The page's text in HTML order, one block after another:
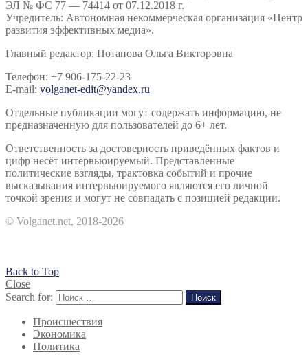
ЭЛ № ФС 77 — 74414 от 07.12.2018 г.
Учредитель: Автономная некоммерческая организация «Центр
развития эффективных медиа».
Главный редактор: Потапова Ольга Викторовна
Телефон: +7 906-175-22-23
E-mail: volganet-edit@yandex.ru
Отдельные публикации могут содержать информацию, не
предназначенную для пользователей до 6+ лет.
Ответственность за достоверность приведённых фактов и
цифр несёт интервьюируемый. Представленные
политические взгляды, трактовка событий и прочие
высказывания интервьюируемого являются его личной
точкой зрения и могут не совпадать с позицией редакции.
© Volganet.net, 2018-2026
Back to Top
Close
Search for:
Поиск
Происшествия
Экономика
Политика